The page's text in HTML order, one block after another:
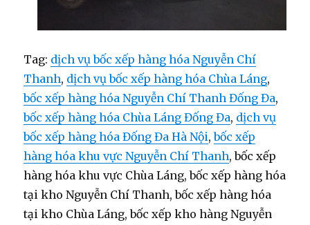
Tag: dịch vụ bốc xếp hàng hóa Nguyễn Chí
Thanh, dịch vụ bốc xếp hàng hóa Chùa Láng,
bốc xếp hàng hóa Nguyễn Chí Thanh Đống Đa,
bốc xếp hàng hóa Chùa Láng Đống Đa, dịch vụ
bốc xếp hàng hóa Đống Đa Hà Nội,bốc xếp
hàng hóa khu vực Nguyễn Chí Thanh, bốc xếp
hàng hóa khu vực Chùa Láng, bốc xếp hàng hóa
tại kho Nguyễn Chí Thanh, bốc xếp hàng hóa
tại kho Chùa Láng, bốc xếp kho hàng Nguyễn